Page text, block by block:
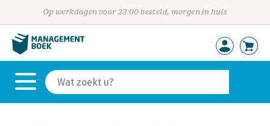
Op werkdagen voor 23:00 besteld, morgen in huis